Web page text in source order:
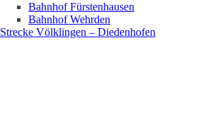
Bahnhof Fürstenhausen
Bahnhof Wehrden
Strecke Völklingen – Diedenhofen